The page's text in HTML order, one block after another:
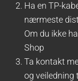
Ha en TP-
nærmeste
Om du ikke
Shop
Ta kontakt
og veiledning